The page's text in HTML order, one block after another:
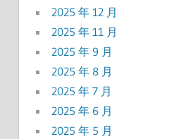
2025 年 12 月
2025 年 11 月
2025 年 9 月
2025 年 8 月
2025 年 7 月
2025 年 6 月
2025 年 5 月